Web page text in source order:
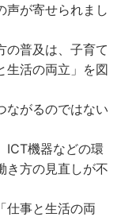
声が寄せられまし
の普及は、子育て
生活の両立」を図
ながるのではない
ICT機器などの環
き方の見直しが不
仕事と生活の両